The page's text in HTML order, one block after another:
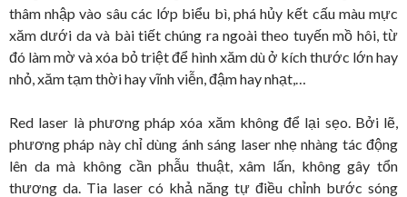
thâm nhập vào sâu các lớp biểu bì, phá hủy kết cấu màu mực
xăm dưới da và bài tiết chúng ra ngoài theo tuyến mồ hôi, từ
đó làm mờ và xóa bỏ triệt để hình xăm dù ở kích thước lớn hay
nhỏ, xăm tạm thời hay vĩnh viễn, đậm hay nhạt,…
Red laser là phương pháp xóa xăm không để lại sẹo. Bởi lẽ,
phương pháp này chỉ dùng ánh sáng laser nhẹ nhàng tác động
lên da mà không cần phẫu thuật, xâm lấn, không gây tổn
thương da. Tia laser có khả năng tự điều chỉnh bước sóng